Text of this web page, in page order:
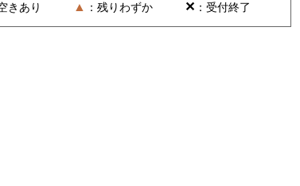
きあり ▲ ：残りわずか ✕ ：受付終了